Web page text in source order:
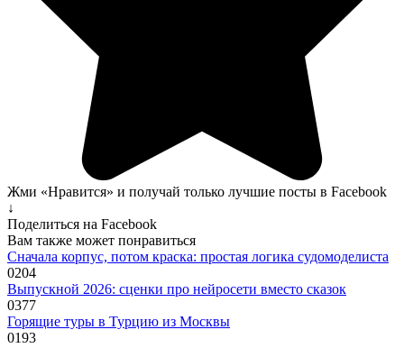
Жми «Нравится» и получай только лучшие посты в Facebook
↓
Поделиться на Facebook
Вам также может понравиться
Сначала корпус, потом краска: простая логика судомоделиста
0204
Выпускной 2026: сценки про нейросети вместо сказок
0377
Горящие туры в Турцию из Москвы
0193